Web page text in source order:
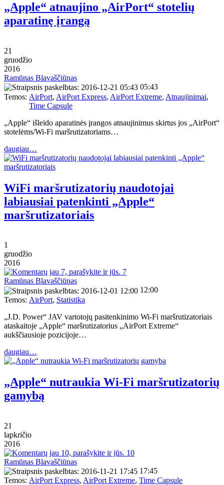
„Apple“ atnaujino „AirPort“ stotelių
aparatinę įrangą
21
gruodžio
2016
Ramūnas Blavaščiūnas
05:43
Temos: AirPort, AirPort Express, AirPort Extreme, Atnaujinimai,
Time Capsule
„Apple“ išleido aparatinės įrangos atnaujinimus skirtus jos „AirPort“
stotelėms/Wi-Fi maršrutizatoriams…
daugiau…
WiFi maršrutizatorių naudotojai
labiausiai patenkinti „Apple“
maršrutizatoriais
1
gruodžio
2016
7
Ramūnas Blavaščiūnas
12:00
Temos: AirPort, Statistika
„J.D. Power“ JAV vartotojų pasitenkinimo Wi-Fi maršrutizatoriais
ataskaitoje „Apple“ maršrutizatorius „AirPort Extreme“
aukščiausioje pozicijoje…
daugiau…
„Apple“ nutraukia Wi-Fi maršrutizatorių
gamybą
21
lapkričio
2016
10
Ramūnas Blavaščiūnas
17:45
Temos: AirPort Express, AirPort Extreme, Time Capsule